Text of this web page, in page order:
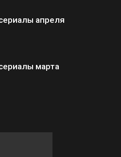
апреля
марта